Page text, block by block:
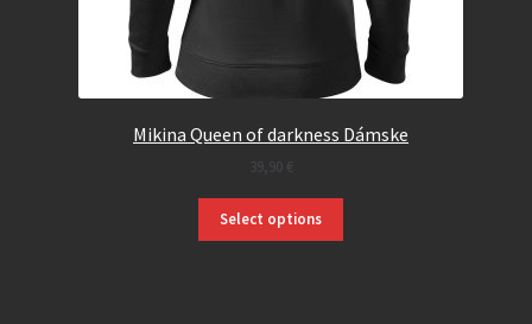
Mikina Queen of darkness Dámske
39,90 €
Select options